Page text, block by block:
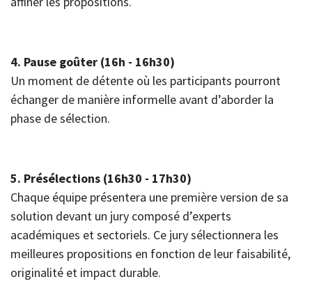
4. Pause goûter (16h - 16h30)
Un moment de détente où les participants pourront
échanger de manière informelle avant d’aborder la
phase de sélection.
5. Présélections (16h30 - 17h30)
Chaque équipe présentera une première version de sa
solution devant un jury composé d’experts
académiques et sectoriels. Ce jury sélectionnera les
meilleures propositions en fonction de leur faisabilité,
originalité et impact durable.